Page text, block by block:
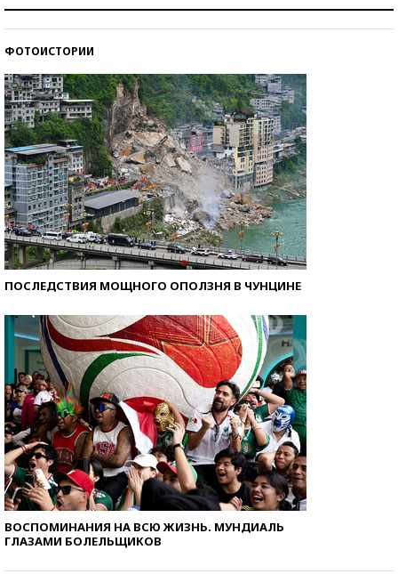
ФОТОИСТОРИИ
ПОСЛЕДСТВИЯ МОЩНОГО ОПОЛЗНЯ В ЧУНЦИНЕ
ВОСПОМИНАНИЯ НА ВСЮ ЖИЗНЬ. МУНДИАЛЬ
ГЛАЗАМИ БОЛЕЛЬЩИКОВ